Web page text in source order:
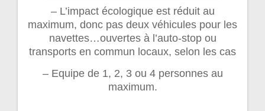
– L’impact écologique est réduit au
maximum, donc pas deux véhicules pour les
navettes…ouvertes à l’auto-stop ou
transports en commun locaux, selon les cas
– Equipe de 1, 2, 3 ou 4 personnes au
maximum.